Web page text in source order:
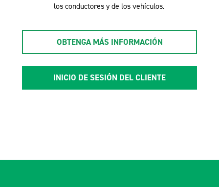
los conductores y de los vehículos.
OBTENGA MÁS INFORMACIÓN
INICIO DE SESIÓN DEL CLIENTE